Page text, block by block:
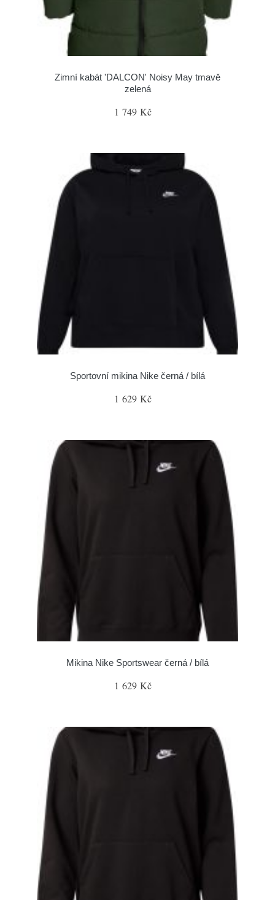
Zimní kabát 'DALCON' Noisy May tmavě
zelená
1 749 Kč
Sportovní mikina Nike černá / bílá
1 629 Kč
Mikina Nike Sportswear černá / bílá
1 629 Kč